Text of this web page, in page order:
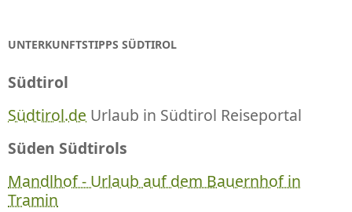
UNTERKUNFTSTIPPS SÜDTIROL
Südtirol
Südtirol.de Urlaub in Südtirol Reiseportal
Süden Südtirols
Mandlhof - Urlaub auf dem Bauernhof in
Tramin